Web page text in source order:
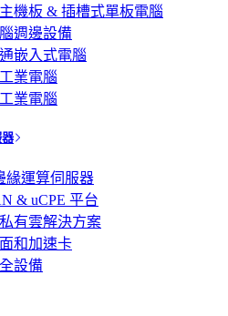
機板 & 插槽式單板電腦
週邊設備
嵌入式電腦
業電腦
業電腦
緣運算伺服器
& uCPE 平台
有雲解決方案
和加速卡
設備